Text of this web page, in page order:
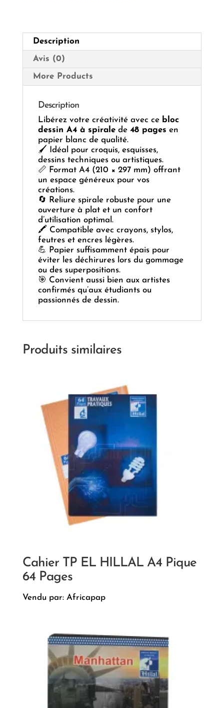
Description
Avis (0)
More Products
Description
Libérez votre créativité avec ce bloc
dessin A4 à spiralede 48 pages en
papier blanc de qualité.
🖌️ Idéal pour croquis, esquisses,
dessins techniques ou artistiques.
📏 Format A4 (210 × 297 mm) offrant
un espace généreux pour vos
créations.
🔄 Reliure spirale robuste pour une
ouverture à plat et un confort
d’utilisation optimal.
🖍️ Compatible avec crayons, stylos,
feutres et encres légères.
💪 Papier suffisamment épais pour
éviter les déchirures lors du gommage
ou des superpositions.
🎯 Convient aussi bien aux artistes
confirmés qu’aux étudiants ou
passionnés de dessin.
Produits similaires
Cahier TP EL HILLAL A4 Pique
64 Pages
Vendu par: Africapap